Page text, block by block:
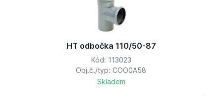
HT odbočka 110/50-87
Kód: 113023
Obj.č./typ: COO0A58
Skladem